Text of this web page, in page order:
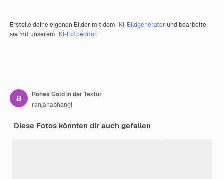
Erstelle deine eigenen Bilder mit dem KI-Bildgenerator und bearbeite
sie mit unserem KI-Fotoeditor.
Rohes Gold in der Textur
ranjanabhangi
Diese Fotos könnten dir auch gefallen